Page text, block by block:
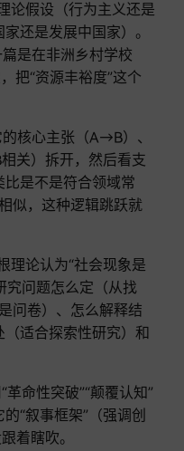
论假设（行为主义还是
还是发展中国家）。
是在非洲乡村学校
把“资源丰裕度”这个
核心主张（A→B）、
关）拆开，然后看支
是不是符合领域常
似，这种逻辑跳跃就
理论认为“社会现象是
究问题怎么定（从找
问卷）、怎么解释结
适合探索性研究）和
命性突破”“颠覆认知”
“叙事框架”（强调创
着瞎吹。